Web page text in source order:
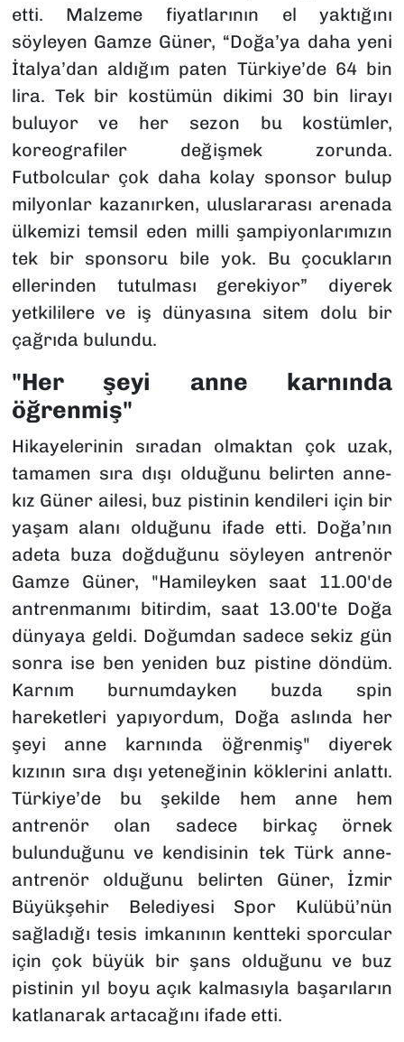
etti. Malzeme fiyatlarının el yaktığını
söyleyen Gamze Güner, “Doğa’ya daha yeni
İtalya’dan aldığım paten Türkiye’de 64 bin
lira. Tek bir kostümün dikimi 30 bin lirayı
buluyor ve her sezon bu kostümler,
koreografiler değişmek zorunda.
Futbolcular çok daha kolay sponsor bulup
milyonlar kazanırken, uluslararası arenada
ülkemizi temsil eden milli şampiyonlarımızın
tek bir sponsoru bile yok. Bu çocukların
ellerinden tutulması gerekiyor” diyerek
yetkililere ve iş dünyasına sitem dolu bir
çağrıda bulundu.
"Her şeyi anne karnında
öğrenmiş"
Hikayelerinin sıradan olmaktan çok uzak,
tamamen sıra dışı olduğunu belirten anne-
kız Güner ailesi, buz pistinin kendileri için bir
yaşam alanı olduğunu ifade etti. Doğa’nın
adeta buza doğduğunu söyleyen antrenör
Gamze Güner, "Hamileyken saat 11.00'de
antrenmanımı bitirdim, saat 13.00'te Doğa
dünyaya geldi. Doğumdan sadece sekiz gün
sonra ise ben yeniden buz pistine döndüm.
Karnım burnumdayken buzda spin
hareketleri yapıyordum, Doğa aslında her
şeyi anne karnında öğrenmiş" diyerek
kızının sıra dışı yeteneğinin köklerini anlattı.
Türkiye’de bu şekilde hem anne hem
antrenör olan sadece birkaç örnek
bulunduğunu ve kendisinin tek Türk anne-
antrenör olduğunu belirten Güner, İzmir
Büyükşehir Belediyesi Spor Kulübü’nün
sağladığı tesis imkanının kentteki sporcular
için çok büyük bir şans olduğunu ve buz
pistinin yıl boyu açık kalmasıyla başarıların
katlanarak artacağını ifade etti.